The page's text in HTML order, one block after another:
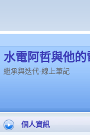
水電阿哲與他的
繼承與迭代-線上筆記
個人資訊